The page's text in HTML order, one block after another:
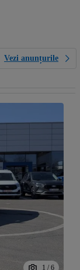
Vezi anunțurile
1 / 6